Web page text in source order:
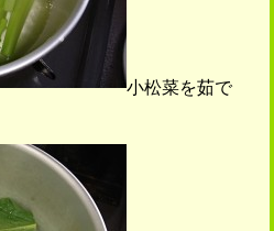
小松菜を茹で